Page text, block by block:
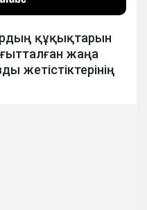
құқықтарын
жаңа
жетістіктерінің